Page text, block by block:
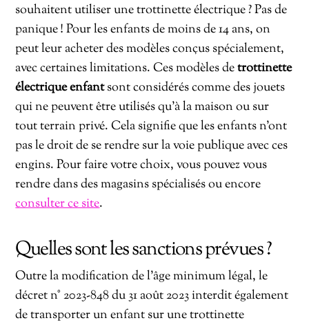
souhaitent utiliser une trottinette électrique ? Pas de
panique ! Pour les enfants de moins de 14 ans, on
peut leur acheter des modèles conçus spécialement,
avec certaines limitations. Ces modèles detrottinette
électrique enfantsont considérés comme des jouets
qui ne peuvent être utilisés qu’à la maison ou sur
tout terrain privé. Cela signifie que les enfants n’ont
pas le droit de se rendre sur la voie publique avec ces
engins. Pour faire votre choix, vous pouvez vous
rendre dans des magasins spécialisés ou encore
consulter ce site.
Quelles sont les sanctions prévues ?
Outre la modification de l’âge minimum légal, le
décret n° 2023-848 du 31 août 2023 interdit également
de transporter un enfant sur une trottinette